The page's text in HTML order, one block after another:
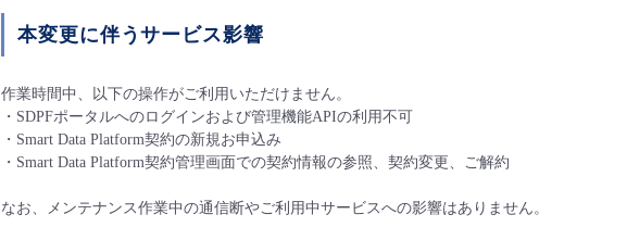
本変更に伴うサービス影響
作業時間中、以下の操作がご利用いただけません。
・SDPFポータルへのログインおよび管理機能APIの利用不可
・Smart Data Platform契約の新規お申込み
・Smart Data Platform契約管理画面での契約情報の参照、契約変更、ご解約
なお、メンテナンス作業中の通信断やご利用中サービスへの影響はありません。